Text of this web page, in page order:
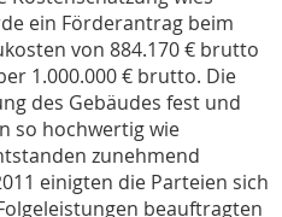
ein Förderantrag beim
von 884.170 € brutto
1.000.000 € brutto. Die
des Gebäudes fest und
so hochwertig wie
zunehmend
einigten die Parteien sich
beauftragten